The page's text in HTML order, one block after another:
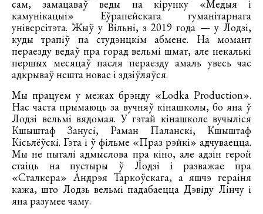
сам, замацаваў веды на кірунку «Медыя і
камунікацыі» Еўрапейскага гуманітарнага
універсітэта. Жыў у Вільні, з 2019 года — у Лодзі,
куды трапіў па студэнцкім абмене. На момант
пераезду ведаў пра горад вельмі шмат, але некалькі
першых месяцаў пасля пераезду амаль увесь час
адкрываў нешта новае і здзіўляўся.
Мы працуем у межах брэнду «Lodka Production».
Нас часта прымаюць за вучняў кінашколы, бо яна ў
Лодзі вельмі вядомая. У гэтай кінашколе вучыліся
Кшыштаф Занусі, Раман Паланскі, Кшыштаф
Кісьлёўскі. Гэта і ў фільме «Праз рэйкі» адчуваецца.
Мы не пыталі адмыслова пра кіно, але адзін герой
стаіць на пустыры ў Лодзі і разважае пра
«Сталкера» Андрэя Таркоўскага, а яшчэ гераіня
кажа, што Лодзь вельмі падабаецца Дэвіду Лінчу і
яна разумее чаму.